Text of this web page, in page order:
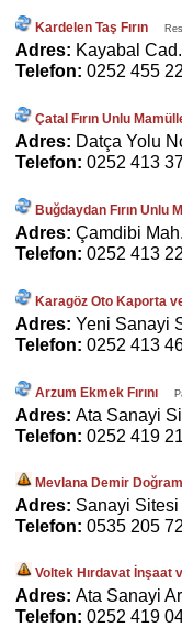
Kardelen Taş Fırın
Adres: Kayabal
Telefon: 0252 455
Çatal Fırın Unlu
Adres: Datça Yolu
Telefon: 0252 413
Buğdaydan Fırın Unlu
Adres: Çamdibi
Telefon: 0252 413
Karagöz Oto Kaporta
Adres: Yeni Sanayi
Telefon: 0252 413
Arzum Ekmek Fırını
Adres: Ata Sanayi
Telefon: 0252 419
Mevlana Demir
Adres: Sanayi Sitesi
Telefon: 0535 205
Voltek Hırdavat İnşaat
Adres: Ata Sanayi
Telefon: 0252 419